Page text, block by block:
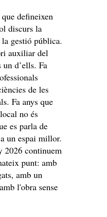
defineixen
discurs la
la gestió pública.
auxiliar del
un d’ells. Fa
de les
Fa anys que
no és
es parla de
un espai millor.
2026 continuem
punt: amb
amb un
l'obra sense